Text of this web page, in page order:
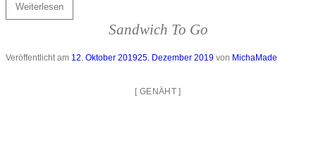
Weiterlesen
Sandwich To Go
Veröffentlicht am 12. Oktober 201925. Dezember 2019 von MichaMade
[GENÄHT]